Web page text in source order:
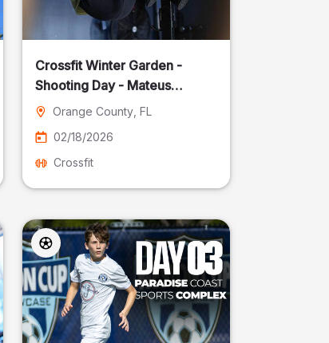
Crossfit Winter Garden -
Shooting Day - Mateus
Pereira Fotografia
Orange County, FL
02/18/2026
Crossfit